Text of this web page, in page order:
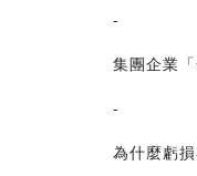
-
集團企業
-
為什麼虧